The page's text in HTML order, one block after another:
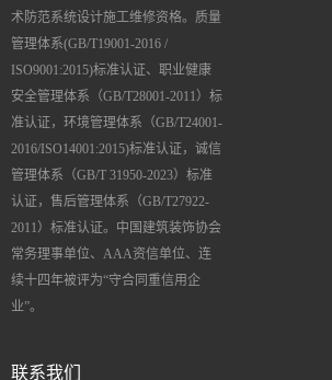
术防范系统设计施工维修资格。质量
管理体系(GB/T19001-2016 /
ISO9001:2015)标准认证、职业健康
安全管理体系（GB/T28001-2011）标
准认证，环境管理体系（GB/T24001-
2016/ISO14001:2015)标准认证，诚信
管理体系（GB/T 31950-2023）标准
认证，售后管理体系（GB/T27922-
2011）标准认证。中国建筑装饰协会
常务理事单位、AAA资信单位、连
续十四年被评为“守合同重信用企
业”。
联系我们